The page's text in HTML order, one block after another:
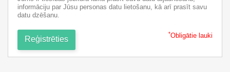
informāciju par Jūsu personas datu lietošanu, kā arī prasīt savu
datu dzēšanu.
Reģistrēties
*Obligātie lauki